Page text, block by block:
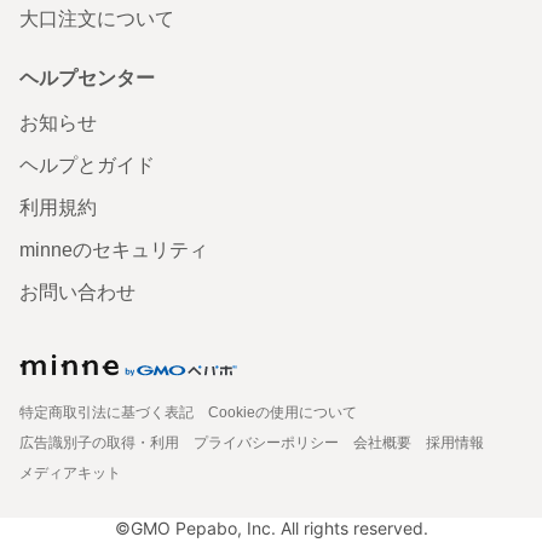
大口注文について
ヘルプセンター
お知らせ
ヘルプとガイド
利用規約
minneのセキュリティ
お問い合わせ
特定商取引法に基づく表記
Cookieの使用について
広告識別子の取得・利用
プライバシーポリシー 会社概要
採用情報
メディアキット
©GMO Pepabo, Inc. All rights reserved.